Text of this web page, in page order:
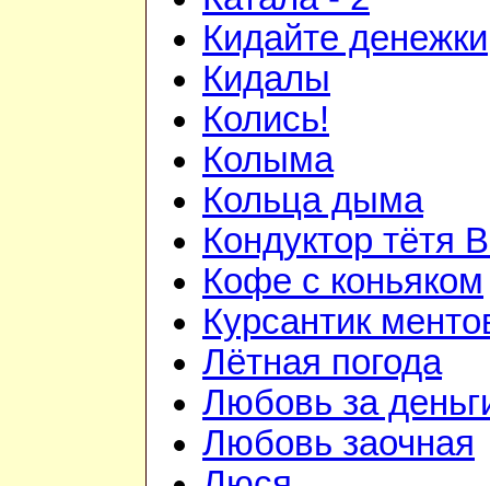
Кидайте денежки
Кидалы
Колись!
Колыма
Кольца дыма
Кондуктор тётя
Кофе с коньяком
Курсантик
Лётная погода
Любовь за
Любовь заочная